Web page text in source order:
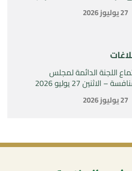
27 يوليوز 2026
اللجنة الدائمة لمجلس
– الاثنين 27 يوليو 2026
27 يوليوز 2026